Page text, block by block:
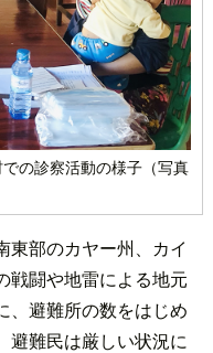
の診察活動の様子（写真
東部のカヤー州、カイ
戦闘や地雷による地元
、避難所の数をはじめ
避難民は厳しい状況に